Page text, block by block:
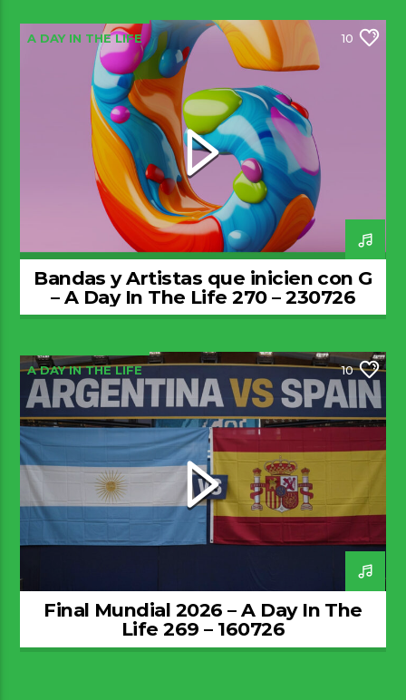
A DAY IN THE LIFE 10
Bandas y Artistas que inicien con G
– A Day In The Life 270 – 230726
A DAY IN THE LIFE 10
Final Mundial 2026 – A Day In The
Life 269 – 160726